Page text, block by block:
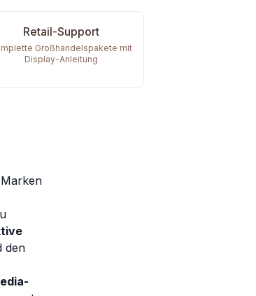
Retail-Support
Großhandelspakete mit
Display-Anleitung
den